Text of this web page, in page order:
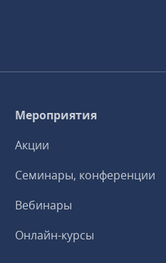
Мероприятия
Акции
Семинары, конференции
Вебинары
Онлайн-курсы